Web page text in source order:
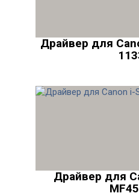
Драйвер для
Драйвер для